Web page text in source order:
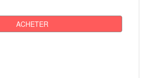
ACHETER